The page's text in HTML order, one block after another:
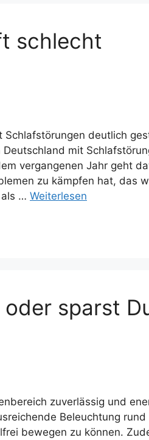
schlecht
deutlich
mit
vergangenen Jahr geht
zu kämpfen hat, das
als … Weiterlesen
sparst
zuverlässig und
Beleuchtung
bewegen zu können.